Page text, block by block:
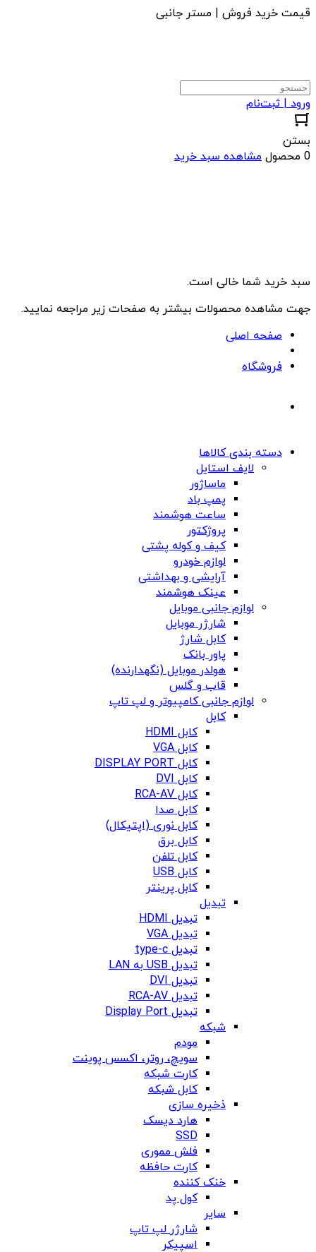
قیمت خرید فروش | مستر جانبی
ورود | ثبت‌نام
بستن
0 محصول
مشاهده سبد خرید
سبد خرید شما خالی است.
جهت مشاهده محصولات بیشتر به صفحات زیر مراجعه نمایید.
صفحه اصلی
فروشگاه
دسته بندی کالاها
لایف استایل
ماساژور
پمپ باد
ساعت هوشمند
پروژکتور
کیف و کوله پشتی
لوازم خودرو
آرایشی و بهداشتی
عینک هوشمند
لوازم جانبی موبایل
شارژر موبایل
کابل شارژ
پاور بانک
هولدر موبایل (نگهدارنده)
قاب و گلس
لوازم جانبی کامپیوتر و لپ تاپ
کابل
کابل HDMI
کابل VGA
کابل DISPLAY PORT
کابل DVI
کابل RCA-AV
کابل صدا
کابل نوری (اپتیکال)
کابل برق
کابل تلفن
کابل USB
کابل پرینتر
تبدیل
تبدیل HDMI
تبدیل VGA
تبدیل type-c
تبدیل USB به LAN
تبدیل DVI
تبدیل RCA-AV
تبدیل Display Port
شبکه
مودم
سویچ، روتر، اکسس پوینت
کارت شبکه
کابل شبکه
ذخیره سازی
هارد دیسک
SSD
فلش مموری
کارت حافظه
خنک کننده
کول پد
سایر
شارژر لپ تاپ
اسپیکر